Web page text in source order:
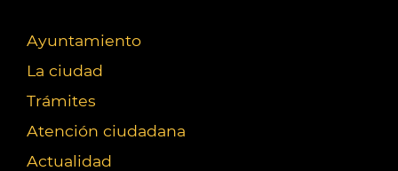
Ayuntamiento
La ciudad
Trámites
Atención ciudadana
Actualidad